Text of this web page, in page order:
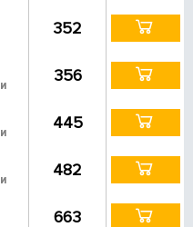
352
356
445
482
663